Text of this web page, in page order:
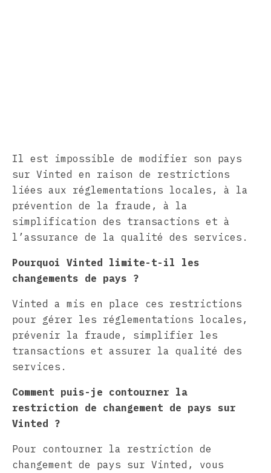
Il est impossible de modifier son pays
sur Vinted en raison de restrictions
liées aux réglementations locales, à la
prévention de la fraude, à la
simplification des transactions et à
l’assurance de la qualité des services.
Pourquoi Vinted limite-t-il les
changements de pays ?
Vinted a mis en place ces restrictions
pour gérer les réglementations locales,
prévenir la fraude, simplifier les
transactions et assurer la qualité des
services.
Comment puis-je contourner la
restriction de changement de pays sur
Vinted ?
Pour contourner la restriction de
changement de pays sur Vinted, vous